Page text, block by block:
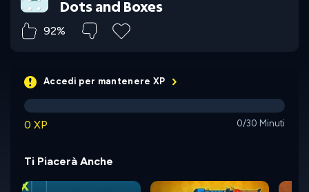
Dots and Boxes
92%
Accedi per mantenere XP
0 XP 0/30 Minuti
Ti Piacerà Anche